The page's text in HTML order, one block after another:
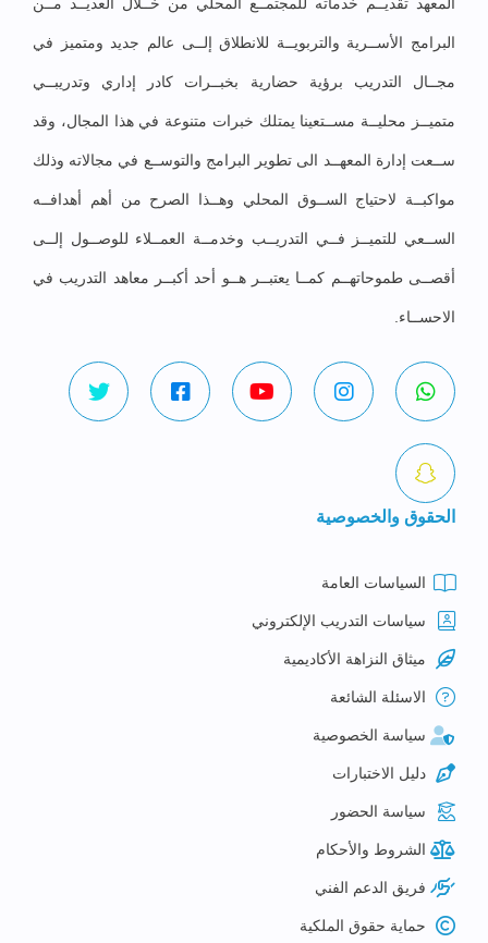
البرامج الأســرية والتربويــة للانطلاق إلــى عالم جديد ومتميز في
مجــال التدريب برؤية حضارية بخبــرات كادر إداري وتدريبــي
متميــز محليــة مســتعينا يمتلك خبرات متنوعة في هذا المجال، وقد
ســعت إدارة المعهــد الى تطوير البرامج والتوســع في مجالاته وذلك
مواكبــة لاحتياج الســوق المحلي وهــذا الصرح من أهم أهدافــه
الســعي للتميــز فــي التدريــب وخدمــة العمــلاء للوصــول إلــى
أقصــى طموحاتهــم كمــا يعتبــر هــو أحد أكبــر معاهد التدريب في
الاحســاء.
الحقوق والخصوصية
السياسات العامة
سياسات التدريب الإلكتروني
ميثاق النزاهة الأكاديمية
الاسئلة الشائعة
سياسة الخصوصية
دليل الاختبارات
سياسة الحضور
الشروط والأحكام
فريق الدعم الفني
حماية حقوق الملكية